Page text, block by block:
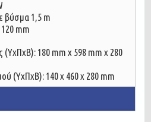
βύσμα 1,5 m
mm
(ΥxΠxΒ): 180 mm x 598 mm x 280
(ΥxΠxΒ): 140 x 460 x 280 mm